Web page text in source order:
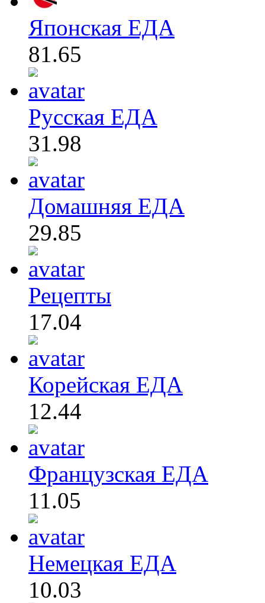
Японская ЕДА
81.65
Русская ЕДА
31.98
Домашняя ЕДА
29.85
Рецепты
17.04
Корейская ЕДА
12.44
Французская ЕДА
11.05
Немецкая ЕДА
10.03